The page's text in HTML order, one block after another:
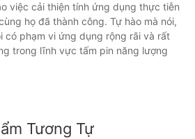
việc cải thiện tính ứng dụng thực tiễn
họ đã thành công. Tự hào mà nói,
có phạm vi ứng dụng rộng rãi và rất
trong lĩnh vực tấm pin năng lượng
Tương Tự